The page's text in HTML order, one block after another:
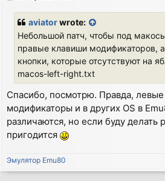
aviatorwrote:
Небольшой патч, чтобы под
правые клавиши модификаторов,
кнопки, которые отсутствуют на
macos-left-right.txt
Спасибо, посмотрю. Правда,
модификаторы и в других OS в
различаются, но если буду делать
пригодится
Эмулятор Emu80